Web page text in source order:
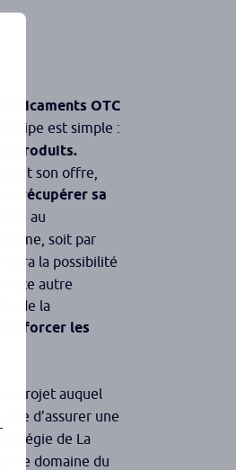
OTC
est simple :
produits.
son offre,
récupérer sa
au
soit par
aura la possibilité
autre
de la
les
projet auquel
d’assurer une
de La
le domaine du